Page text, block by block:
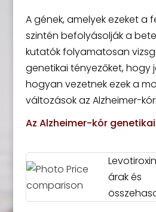
A gének, amelyek ezeket a
szintén befolyásolják a
kutatók folyamatosan
genetikai tényezőket, hogy
hogyan vezetnek ezek a
változások az Alzheimer-
Az Alzheimer-kór
árak és